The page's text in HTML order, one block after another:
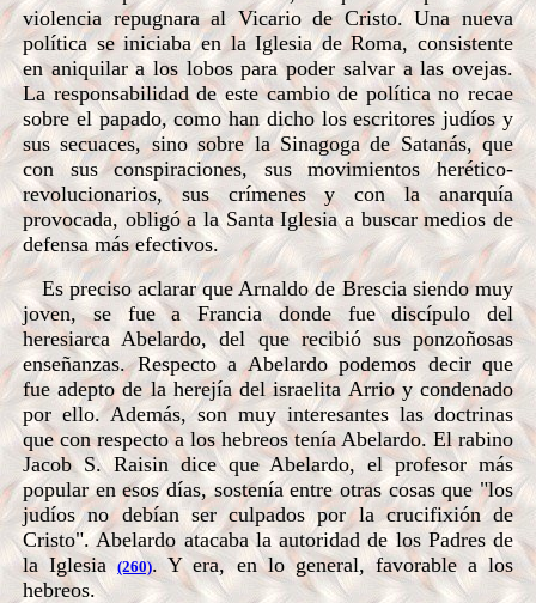
violencia repugnara al Vicario de Cristo. Una nueva
política se iniciaba en la Iglesia de Roma, consistente
en aniquilar a los lobos para poder salvar a las ovejas.
La responsabilidad de este cambio de política no recae
sobre el papado, como han dicho los escritores judíos y
sus secuaces, sino sobre la Sinagoga de Satanás, que
con sus conspiraciones, sus movimientos herético-
revolucionarios, sus crímenes y con la anarquía
provocada, obligó a la Santa Iglesia a buscar medios de
defensa más efectivos.
Es preciso aclarar que Arnaldo de Brescia siendo muy
joven, se fue a Francia donde fue discípulo del
heresiarca Abelardo, del que recibió sus ponzoñosas
enseñanzas. Respecto a Abelardo podemos decir que
fue adepto de la herejía del israelita Arrio y condenado
por ello. Además, son muy interesantes las doctrinas
que con respecto a los hebreos tenía Abelardo. El rabino
Jacob S. Raisin dice que Abelardo, el profesor más
popular en esos días, sostenía entre otras cosas que "los
judíos no debían ser culpados por la crucifixión de
Cristo". Abelardo atacaba la autoridad de los Padres de
la Iglesia(260). Y era, en lo general, favorable a los
hebreos.